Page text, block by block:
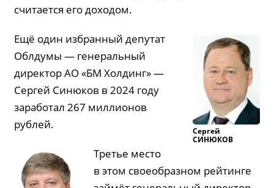
считается его доходом.
Сергей
СИНЮКОВ
Ещё один избранный депутат
Облдумы — генеральный
директор АО «БМ Холдинг» —
Сергей Синюков в 2024 году
заработал 267 миллионов
рублей.
Третье место
в этом своеобразном рейтинге